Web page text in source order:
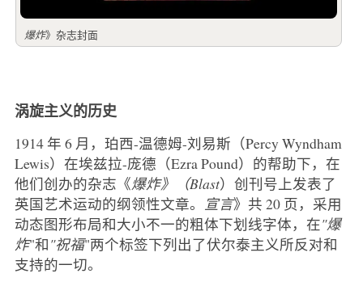
爆炸》杂志封面
涡旋主义的历史
1914 年 6 月，珀西-温德姆-刘易斯（Percy Wyndham
Lewis）在埃兹拉-庞德（Ezra Pound）的帮助下，在
他们创办的杂志《爆炸》（Blast）创刊号上发表了
英国艺术运动的纲领性文章。 宣言》共 20 页，采用
动态图形布局和大小不一的粗体下划线字体，在"爆
炸"和"祝福"两个标签下列出了伏尔泰主义所反对和
支持的一切。